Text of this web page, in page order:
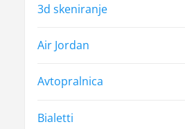
3d skeniranje
Air Jordan
Avtopralnica
Bialetti